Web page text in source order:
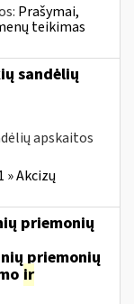
Prašymai,
teikimas
sandėlių
apskaitos
» Akcizų
priemonių
priemonių
ir